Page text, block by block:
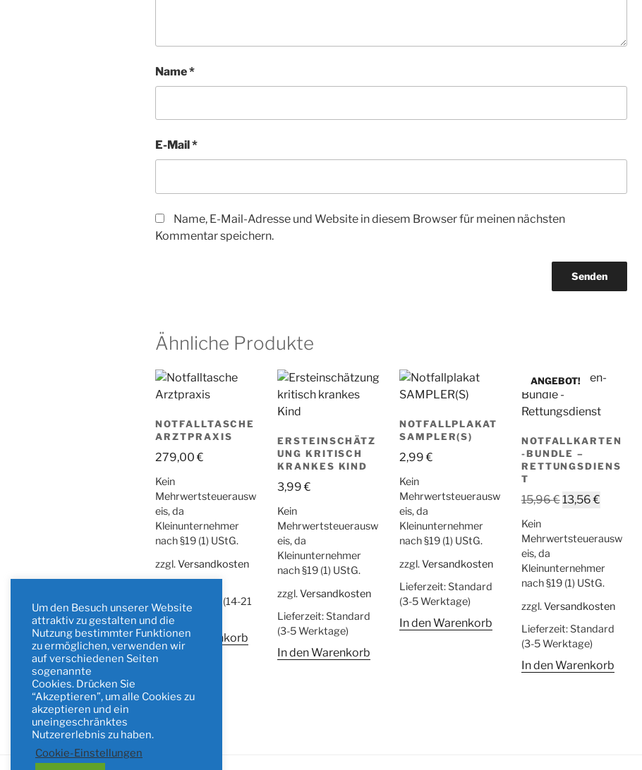
Name*
E-Mail *
Name, E-Mail-Adresse und Website in diesem Browser für meinen nächsten
Kommentar speichern.
Ähnliche Produkte
NOTFALLTASCHE
ARZTPRAXIS
279,00€
Kein
Mehrwertsteuerausw
eis, da
Kleinunternehmer
nach §19 (1) UStG.
zzgl.Versandkosten
Vorbestellung (14-21
Tage)
In den Warenkorb
ERSTEINSCHÄTZ
UNG KRITISCH
KRANKES KIND
3,99€
Kein
Mehrwertsteuerausw
eis, da
Kleinunternehmer
nach §19 (1) UStG.
zzgl.Versandkosten
Lieferzeit:Standard
(3-5 Werktage)
In den Warenkorb
NOTFALLPLAKAT
SAMPLER(S)
2,99€
Kein
Mehrwertsteuerausw
eis, da
Kleinunternehmer
nach §19 (1) UStG.
zzgl.Versandkosten
Lieferzeit:Standard
(3-5 Werktage)
In den Warenkorb
ANGEBOT!
NOTFALLKARTEN
-BUNDLE –
RETTUNGSDIENS
T
15,96€Ursprünglicher
war:
13,56€Aktueller
Kein
Mehrwertsteuerausw
eis, da
Kleinunternehmer
nach §19 (1) UStG.
zzgl.Versandkosten
Lieferzeit:Standard
(3-5 Werktage)
In den Warenkorb
Um den Besuch unserer Website
attraktiv zu gestalten und die
Nutzung bestimmter Funktionen
zu ermöglichen, verwenden wir
auf verschiedenen Seiten
sogenannte
Cookies. Drücken Sie
“Akzeptieren”, um alle Cookies zu
akzeptieren und ein
uneingeschränktes
Nutzererlebnis zu haben.
Cookie-Einstellungen